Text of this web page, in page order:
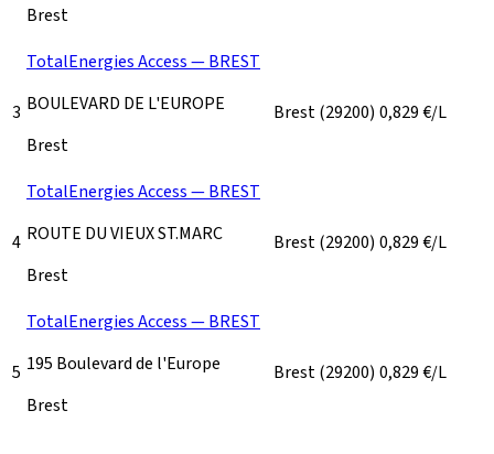
Brest
3
TotalEnergies Access — BREST
BOULEVARD DE L'EUROPE
Brest
Brest(29200) 0,829€/L
4
TotalEnergies Access — BREST
ROUTE DU VIEUX ST.MARC
Brest
Brest(29200) 0,829€/L
5
TotalEnergies Access — BREST
195 Boulevard de l'Europe
Brest
Brest(29200) 0,829€/L